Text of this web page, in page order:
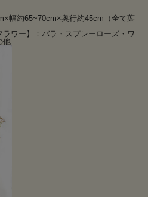
した世界に１つだけのオリジナルデザイ
も手抜きないアレンジがプレミアムコレク
ンと高級感があり、ゴージャスな雰囲気が
オリジナルアレンジメント。もちろん1点も
制作まで全てオリジナルの確かな技術と品
店舗のある神奈川県綾瀬市の市花でもある
んだ商品ラインナップとなっております。
アがあり、四季を通して様々なエリアごと
な庭園です。
そんな庭園のエリアに咲き誇るバラたちを
ようデザインした
幅約65~70cm×奥行約45cm（全て葉
ワー】：バラ・スプレーローズ・ワ
他